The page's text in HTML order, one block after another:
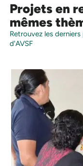
Projets en
mêmes
Retrouvez les
d'AVSF